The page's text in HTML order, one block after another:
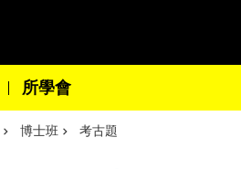
所學會
博士班 考古題